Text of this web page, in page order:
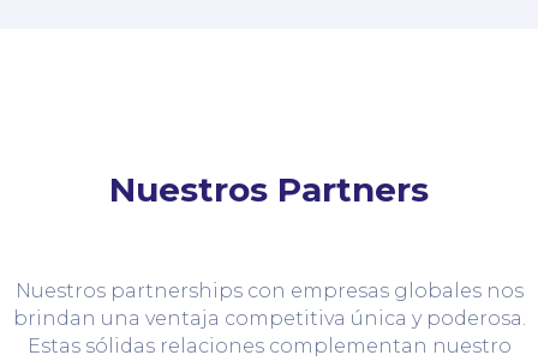
Nuestros Partners
Nuestros partnerships con empresas globales nos
brindan una ventaja competitiva única y poderosa.
Estas sólidas relaciones complementan nuestro